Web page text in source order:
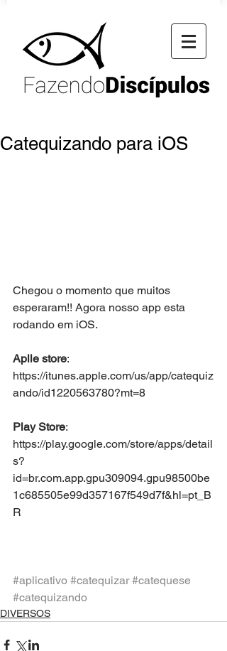
Catequizando para iOS
Chegou o momento que muitos
esperaram!! Agora nosso app esta
rodando em iOS.
Aplle store:
https://itunes.apple.com/us/app/catequiz
ando/id1220563780?mt=8
Play Store:
https://play.google.com/store/apps/detail
s?
id=br.com.app.gpu309094.gpu98500be
1c685505e99d357167f549d7f&hl=pt_B
R
#aplicativo #catequizar #catequese
#catequizando
DIVERSOS